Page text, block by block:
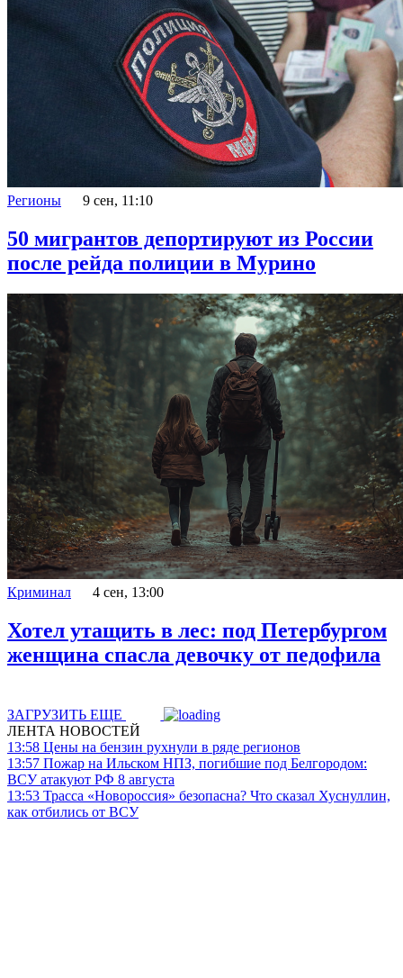
Регионы 9 сен, 11:10
50 мигрантов депортируют из России
после рейда полиции в Мурино
Криминал 4 сен, 13:00
Хотел утащить в лес: под Петербургом
женщина спасла девочку от педофила
ЗАГРУЗИТЬ ЕЩЕ
ЛЕНТА НОВОСТЕЙ
13:58 Цены на бензин рухнули в ряде регионов
13:57 Пожар на Ильском НПЗ, погибшие под Белгородом:
ВСУ атакуют РФ 8 августа
13:53 Трасса «Новороссия» безопасна? Что сказал Хуснуллин,
как отбились от ВСУ